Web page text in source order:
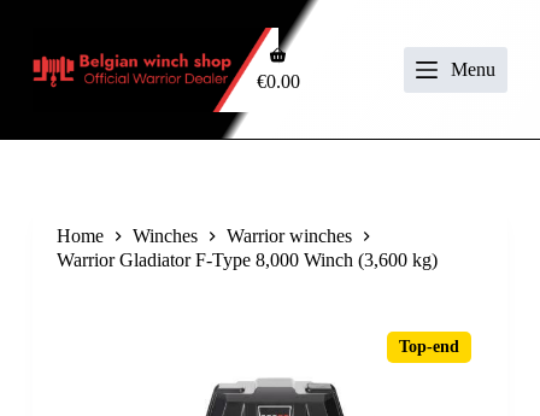
p
€0.00
Menu
Home Winches
Warrior winches
Warrior Gladiator F-Type 8,000 Winch (3,600 kg)